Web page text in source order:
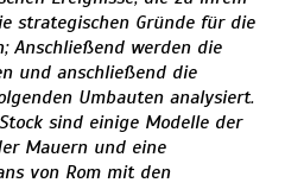
strategischen Gründe für die
Anschließend werden die
und anschließend die
Umbauten analysiert.
sind einige Modelle der
Mauern und eine
von Rom mit den